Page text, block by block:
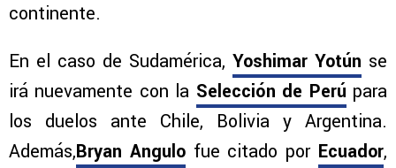
continente.
En el caso de Sudamérica, Yoshimar Yotún se
irá nuevamente con la Selección de Perú para
los duelos ante Chile, Bolivia y Argentina.
Además,Bryan Angulofue citado por Ecuador,